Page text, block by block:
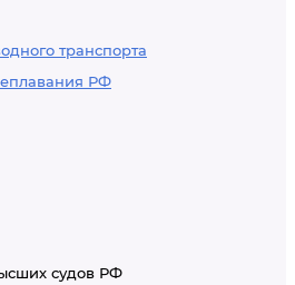
транспорта
РФ
судов РФ